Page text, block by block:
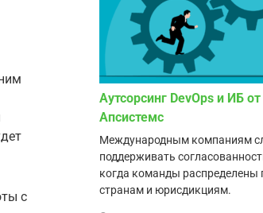
с
Аутсорсинг DevOps и ИБ
Апсистемс
Международным компаниям
поддерживать
когда команды распределены
странам и юрисдикциям.